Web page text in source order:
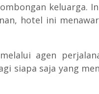
keluarga.
hotel ini
agen
siapa saja yang